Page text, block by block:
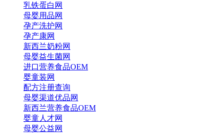
乳铁蛋白网
母婴用品网
孕产洗护网
孕产康网
新西兰奶粉网
母婴益生菌网
进口营养食品OEM
婴童装网
配方注册查询
母婴渠道优品网
新西兰营养食品OEM
婴童人才网
母婴公益网